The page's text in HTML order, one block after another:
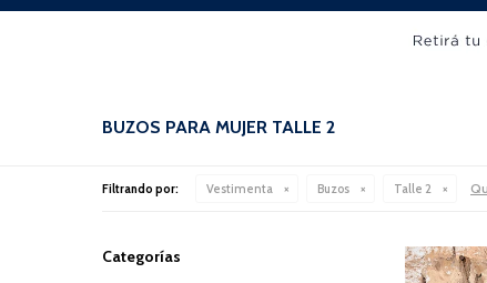
BUZOS PARA MUJER TALLE 2
Filtrando por: Vestimenta Buzos Talle 2
Categorías